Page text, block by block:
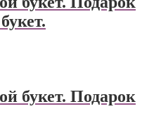
букет. Подарок